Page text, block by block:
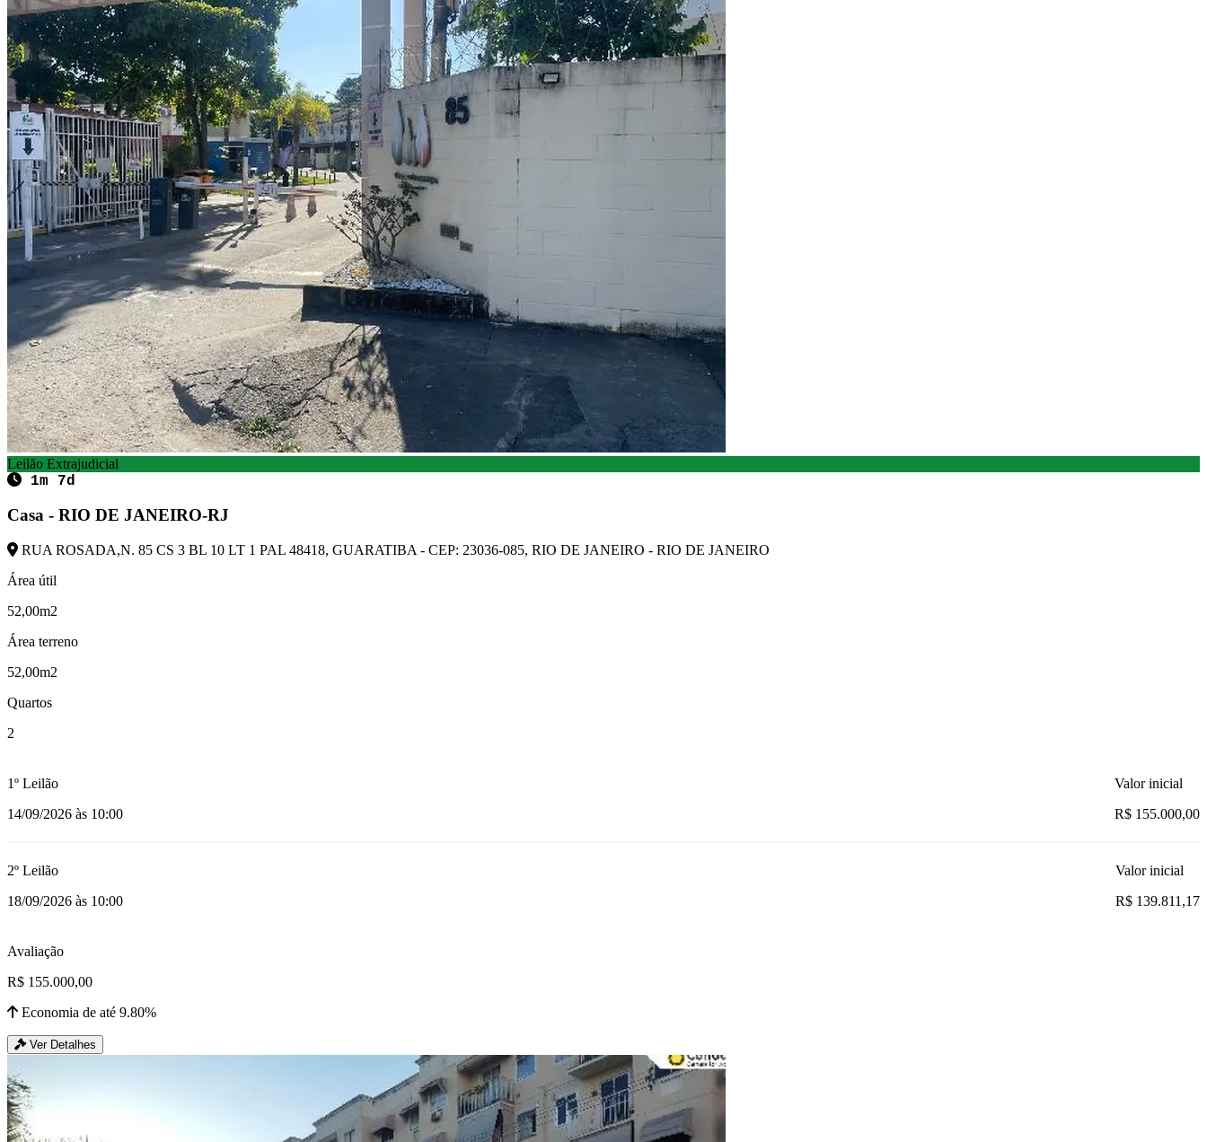
Leilão Extrajudicial
1m 7d
Casa - RIO DE JANEIRO-RJ
RUA ROSADA,N. 85 CS 3 BL 10 LT 1 PAL 48418, GUARATIBA - CEP: 23036-085, RIO DE JANEIRO - RIO DE JANEIRO
Área útil
52,00m2
Área terreno
52,00m2
Quartos
2
1º Leilão
14/09/2026 às 10:00
Valor inicial
R$ 155.000,00
2º Leilão
18/09/2026 às 10:00
Valor inicial
R$ 139.811,17
Avaliação
R$ 155.000,00
Economia de até 9.80%
Ver Detalhes